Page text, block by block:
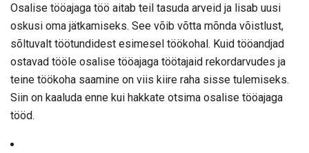
Osalise tööajaga töö aitab teil tasuda arveid ja lisab uusi
oskusi oma jätkamiseks. See võib võtta mõnda võistlust,
sõltuvalt töötundidest esimesel töökohal. Kuid tööandjad
ostavad tööle osalise tööajaga töötajaid rekordarvudes ja
teine ​​töökoha saamine on viis kiire raha sisse tulemiseks.
Siin on kaaluda enne kui hakkate otsima osalise tööajaga
tööd.